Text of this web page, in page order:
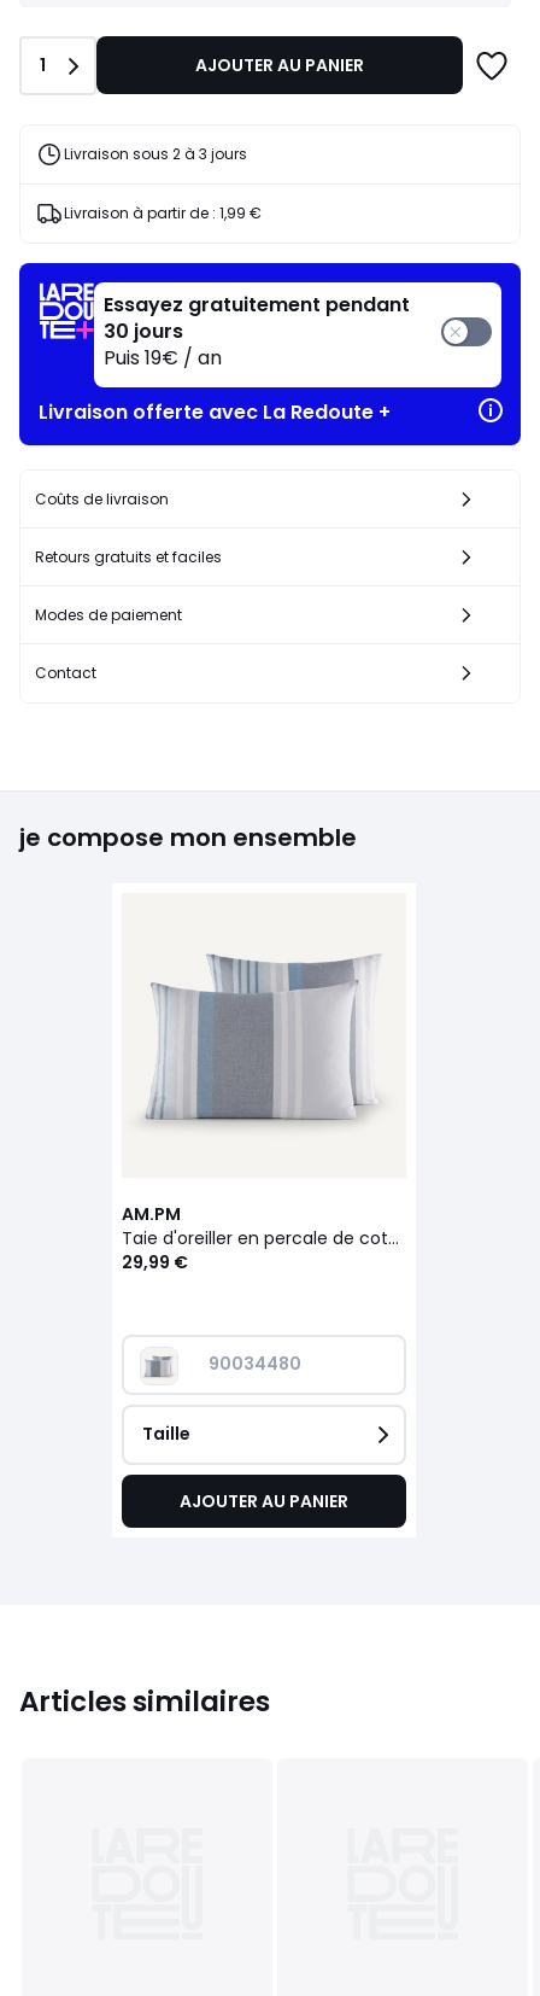
articles
J'en
Quantité
1 AJOUTER AU PANIER
Livraison sous 2 à 3 jours
Livraison à partir de : 1,99 €
Essayez gratuitement pendant
30 jours
Puis 19€ / an
Livraison offerte avec La Redoute +
Coûts de livraison
Retours gratuits et faciles
Modes de paiement
Contact
je compose mon ensemble
AM.PM
Taie d'oreiller en percale de coton bio, Acoledor
29,99 €
90034480
Taille
AJOUTER AU PANIER
Articles similaires